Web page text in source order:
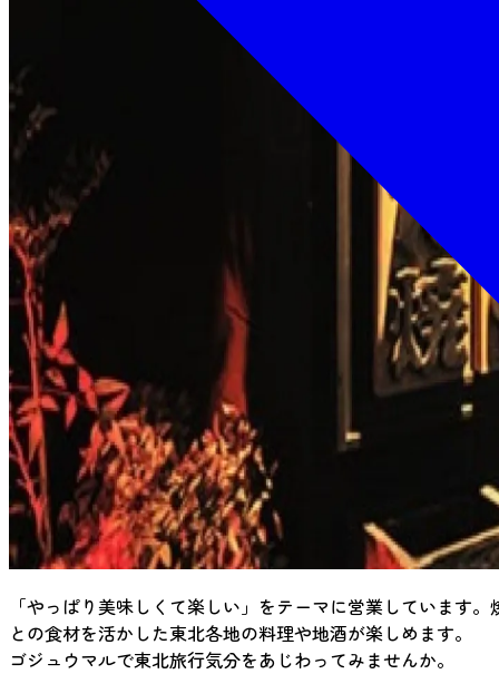
「やっぱり美味しくて楽しい」をテーマに営業しています
との食材を活かした東北各地の料理や地酒が楽しめます。
ゴジュウマルで東北旅行気分をあじわってみませんか。